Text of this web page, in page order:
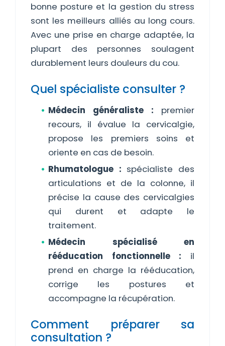
bonne posture et la gestion du stress
sont les meilleurs alliés au long cours.
Avec une prise en charge adaptée, la
plupart des personnes soulagent
durablement leurs douleurs du cou.
Quel spécialiste consulter ?
Médecin généraliste : premier
recours, il évalue la cervicalgie,
propose les premiers soins et
oriente en cas de besoin.
Rhumatologue : spécialiste des
articulations et de la colonne, il
précise la cause des cervicalgies
qui durent et adapte le
traitement.
Médecin spécialisé en
rééducation fonctionnelle : il
prend en charge la rééducation,
corrige les postures et
accompagne la récupération.
Comment préparer sa
consultation ?